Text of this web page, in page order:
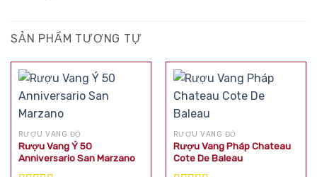
SẢN PHẨM TƯƠNG TỰ
RƯỢU VANG ĐỎ
Rượu Vang Ý 50
Anniversario San Marzano
RƯỢU VANG ĐỎ
Rượu Vang Pháp Chateau
Cote De Baleau